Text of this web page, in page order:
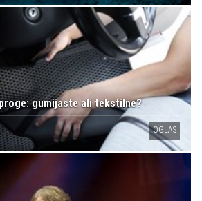
gumijaste ali tekstilne?
OGLAS